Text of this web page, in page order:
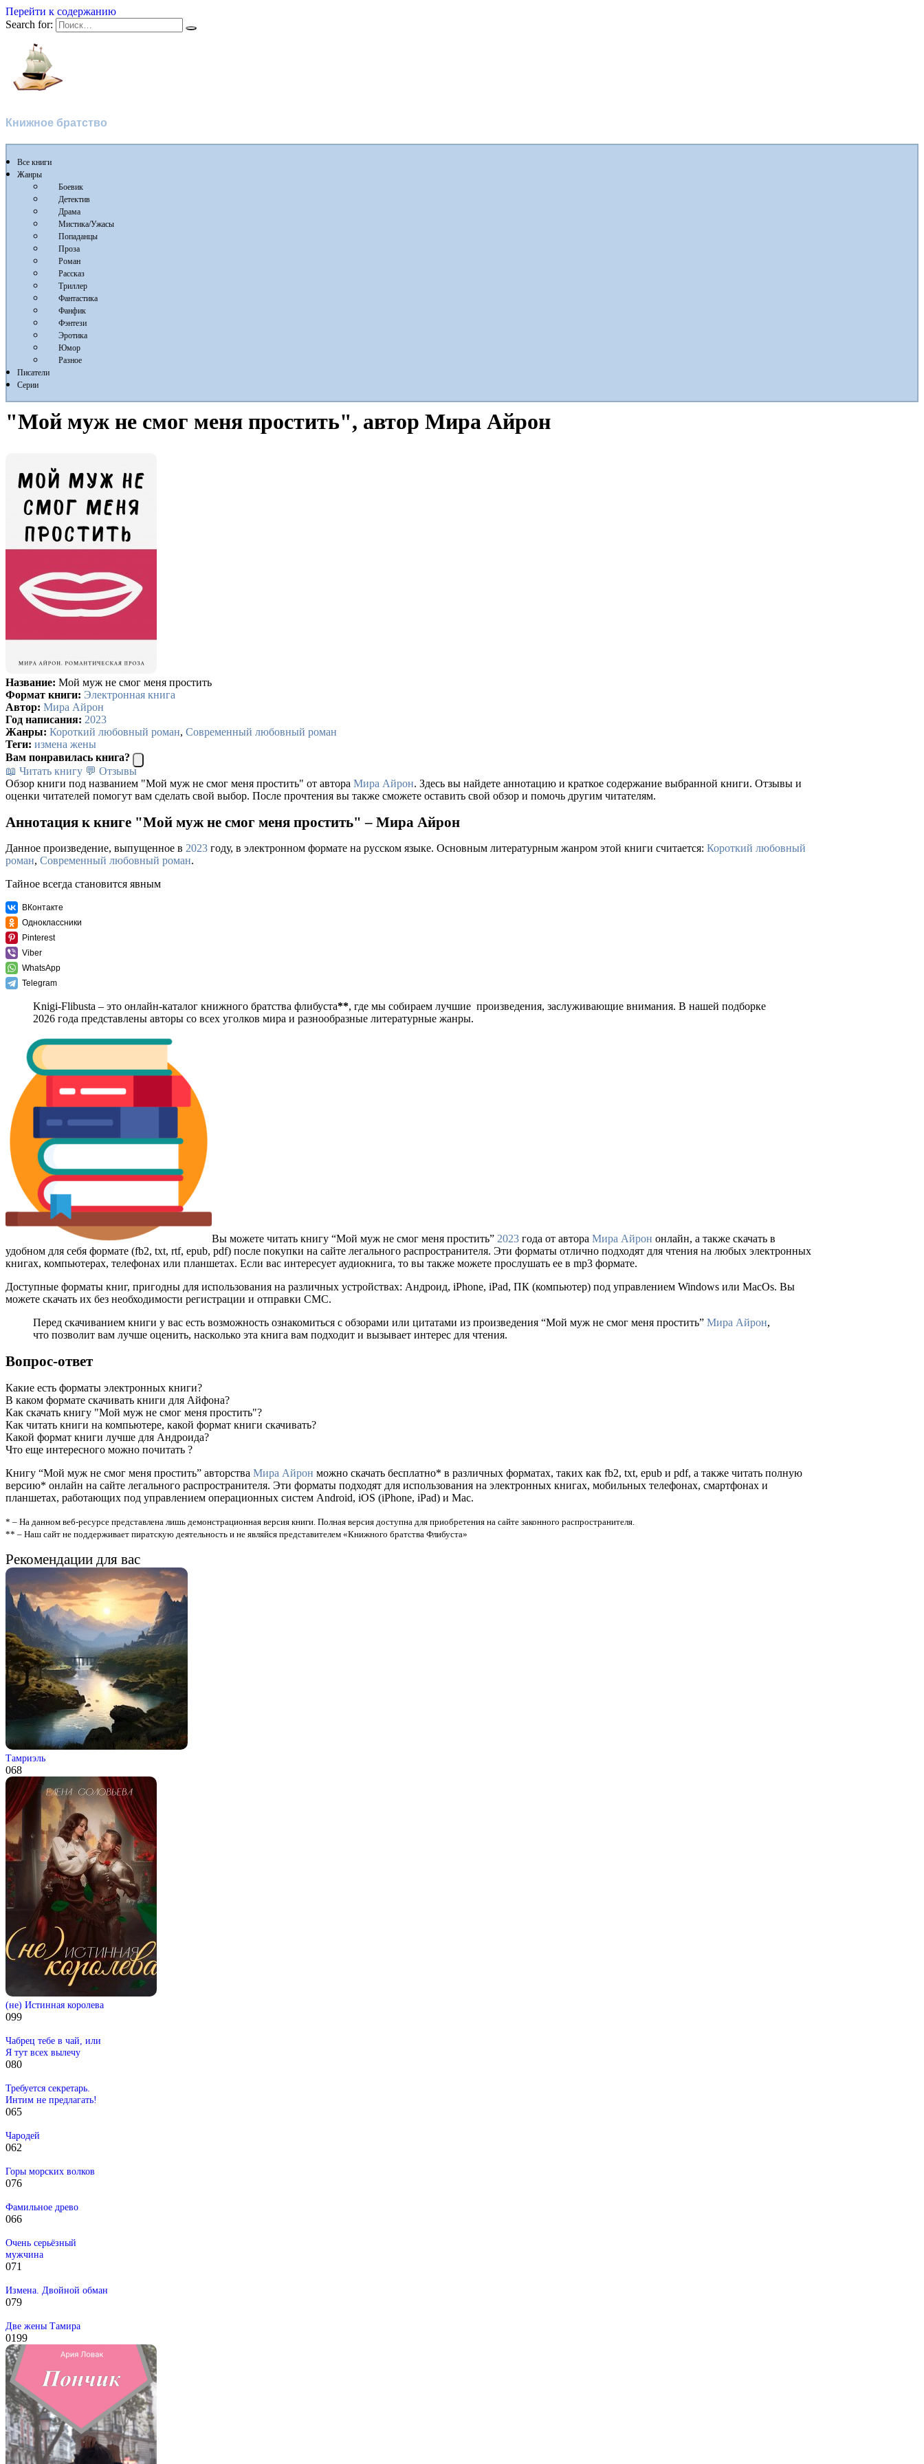
Перейти к содержанию
Search for:
Книжное братство
Все книги
Жанры
Боевик
Детектив
Драма
Мистика/Ужасы
Попаданцы
Проза
Роман
Рассказ
Триллер
Фантастика
Фанфик
Фэнтези
Эротика
Юмор
Разное
Писатели
Серии
"Мой муж не смог меня простить", автор Мира Айрон
Название: Мой муж не смог меня простить
Формат книги: Электронная книга
Автор: Мира Айрон
Год написания: 2023
Жанры: Короткий любовный роман, Современный любовный роман
Теги: измена жены
Вам понравилась книга?
📖 Читать книгу 💬 Отзывы
Обзор книги под названием "Мой муж не смог меня простить" от автора Мира Айрон. Здесь вы найдете аннотацию и краткое содержание выбранной книги. Отзывы и
оценки читателей помогут вам сделать свой выбор. После прочтения вы также сможете оставить свой обзор и помочь другим читателям.
Аннотация к книге "Мой муж не смог меня простить" – Мира Айрон
Данное произведение, выпущенное в 2023 году, в электронном формате на русском языке. Основным литературным жанром этой книги считается: Короткий любовный
роман, Современный любовный роман.
Тайное всегда становится явным
ВКонтакте
Одноклассники
Pinterest
Viber
WhatsApp
Telegram
Knigi-Flibusta – это онлайн-каталог книжного братства флибуста**, где мы собираем лучшие произведения, заслуживающие внимания. В нашей подборке
2026 года представлены авторы со всех уголков мира и разнообразные литературные жанры.
Вы можете читать книгу “Мой муж не смог меня простить” 2023 года от автора Мира Айрон онлайн, а также скачать в
удобном для себя формате (fb2, txt, rtf, epub, pdf) после покупки на сайте легального распространителя. Эти форматы отлично подходят для чтения на любых электронных
книгах, компьютерах, телефонах или планшетах. Если вас интересует аудиокнига, то вы также можете прослушать ее в mp3 формате.
Доступные форматы книг, пригодны для использования на различных устройствах: Андроид, iPhone, iPad, ПК (компьютер) под управлением Windows или MacOs. Вы
можете скачать их без необходимости регистрации и отправки СМС.
Перед скачиванием книги у вас есть возможность ознакомиться с обзорами или цитатами из произведения “Мой муж не смог меня простить” Мира Айрон,
что позволит вам лучше оценить, насколько эта книга вам подходит и вызывает интерес для чтения.
Вопрос-ответ
Какие есть форматы электронных книги?
В каком формате скачивать книги для Айфона?
Как скачать книгу "Мой муж не смог меня простить"?
Как читать книги на компьютере, какой формат книги скачивать?
Какой формат книги лучше для Андроида?
Что еще интересного можно почитать ?
Книгу “Мой муж не смог меня простить” авторства Мира Айрон можно скачать бесплатно* в различных форматах, таких как fb2, txt, epub и pdf, а также читать полную
версию* онлайн на сайте легального распространителя. Эти форматы подходят для использования на электронных книгах, мобильных телефонах, смартфонах и
планшетах, работающих под управлением операционных систем Android, iOS (iPhone, iPad) и Mac.
* – На данном веб-ресурсе представлена лишь демонстрационная версия книги. Полная версия доступна для приобретения на сайте законного распространителя.
** – Наш сайт не поддерживает пиратскую деятельность и не являйся представителем «Книжного братства Флибуста»
Рекомендации для вас
Тамриэль
068
(не) Истинная королева
099
Чабрец тебе в чай, или
Я тут всех вылечу
080
Требуется секретарь.
Интим не предлагать!
065
Чародей
062
Горы морских волков
076
Фамильное древо
066
Очень серьёзный
мужчина
071
Измена. Двойной обман
079
Две жены Тамира
0199